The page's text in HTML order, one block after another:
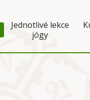
Jednotlivé lekce
jógy